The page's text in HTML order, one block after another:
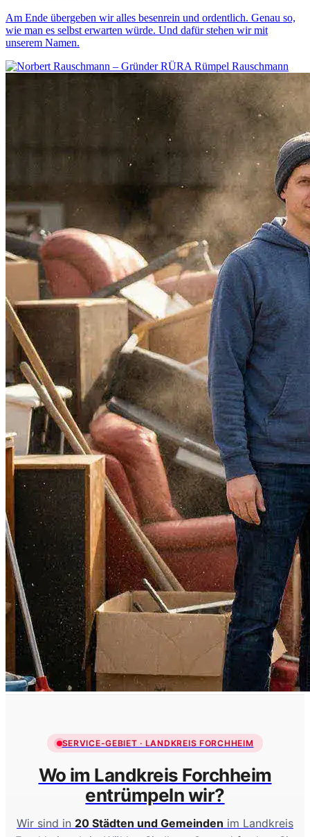
Am Ende übergeben wir alles besenrein und ordentlich. Genau so,
wie man es selbst erwarten würde. Und dafür stehen wir mit
unserem Namen.
SERVICE-GEBIET · LANDKREIS FORCHHEIM
Wo im Landkreis Forchheim
entrümpeln wir?
Wir sind in 20 Städten und Gemeinden im Landkreis